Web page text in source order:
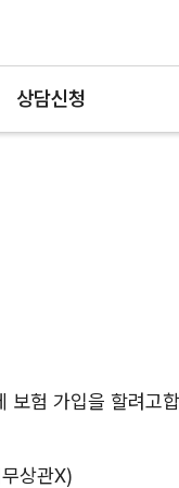
상담신청
험 가입을 할려고
상관X)